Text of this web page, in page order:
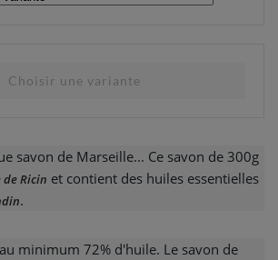
savon de Marseille... Ce savon de 300g
Ricin et contient des huiles essentielles
.
minimum 72% d'huile. Le savon de